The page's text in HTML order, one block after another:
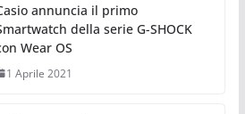
annuncia il primo
della serie G-SHOCK
Wear OS
1 Aprile 2021